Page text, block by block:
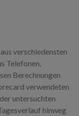
verschiedensten
Telefonen,
Berechnungen
verwendeten
untersuchten
hinweg